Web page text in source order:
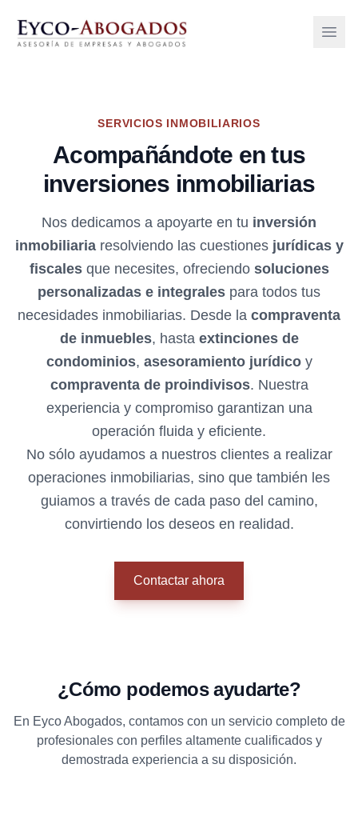
Open
SERVICIOS INMOBILIARIOS
Acompañándote en tus
inversiones inmobiliarias
Nos dedicamos a apoyarte en tu inversión
inmobiliariaresolviendo las cuestiones jurídicas y
fiscalesque necesites, ofreciendo soluciones
personalizadas e integrales para todos tus
necesidades inmobiliarias. Desde la compraventa
de inmuebles, hasta extinciones de
condominios, asesoramiento jurídicoy
compraventa de proindivisos. Nuestra
experiencia y compromiso garantizan una
operación fluida y eficiente.
No sólo ayudamos a nuestros clientes a realizar
operaciones inmobiliarias, sino que también les
guiamos a través de cada paso del camino,
convirtiendo los deseos en realidad.
Contactar ahora
¿Cómo podemos ayudarte?
En Eyco Abogados, contamos con un servicio completo de
profesionales con perfiles altamente cualificados y
demostrada experiencia a su disposición.